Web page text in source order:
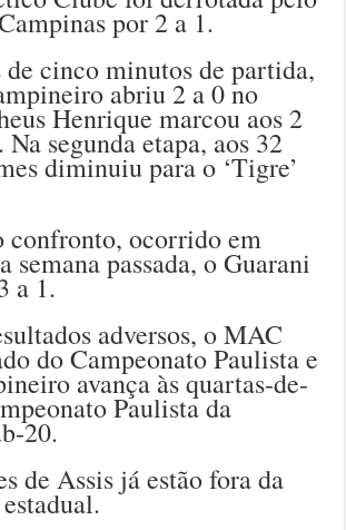
por 2 a 1.
de cinco minutos de partida,
abriu 2 a 0 no
Henrique marcou aos 2
segunda etapa, aos 32
diminuiu para o ‘Tigre’
confronto, ocorrido em
semana passada, o Guarani
a 1.
adversos, o MAC
do Campeonato Paulista e
avança às quartas-de-
Paulista da
20.
de Assis já estão fora da